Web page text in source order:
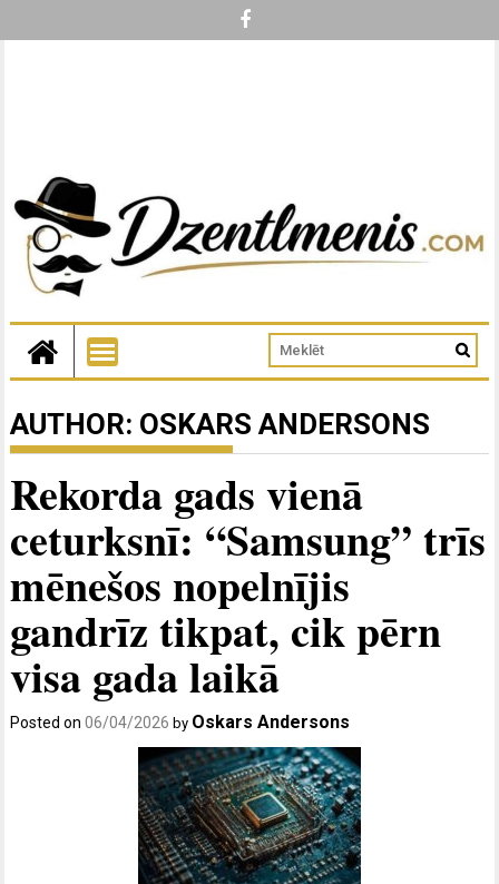
AUTHOR: OSKARS ANDERSONS
Rekorda gads vienā
ceturksnī: “Samsung” trīs
mēnešos nopelnījis
gandrīz tikpat, cik pērn
visa gada laikā
Posted on06/04/2026 by Oskars Andersons